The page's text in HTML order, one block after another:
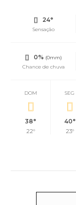
24°
Sensação
0% (0mm)
Chance de chuva
DOM
38°
22°
SEG
40°
23°